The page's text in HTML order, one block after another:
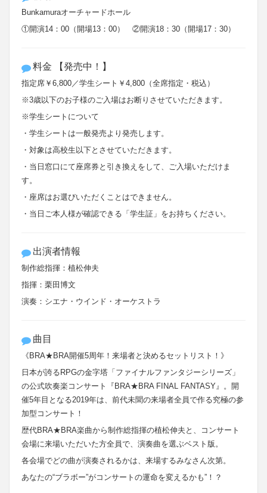
Bunkamuraオーチャードホール
①開演14：00（開場13：00） ②開演18：30（開場17：30）
料金 【発売中！】
指定席￥6,800／学生シート￥4,800（全席指定・税込）
※3歳以下のお子様のご入場はお断りさせていただきます。
※学生シートについて
・学生シートは一般発売より発売します。
・対象は高校生以下とさせていただきます。
・当日窓口にて座席券と引き換えをして、ご入場いただけま
す。
・座席はお選びいただくことはできません。
・当日ご本人様が確認できる「学生証」をお持ちください。
出演者情報
制作総指揮：植松伸夫
指揮：栗田博文
演奏：シエナ・ウインド・オーケストラ
曲目
《BRA★BRA開催5周年！来場者と決めるセットリスト！》
日本が誇るRPGの金字塔「ファイナルファンタジーシリーズ」
の公式吹奏楽コンサート『BRA★BRA FINAL FANTASY』。開
催5年目となる2019年は、前代未聞の来場者全員で作る究極の参
加型コンサート！
歴代BRA★BRA楽曲から制作総指揮の植松伸夫と、コンサート
会場に来場いただいた方全員で、演奏曲を選ぶベスト版。
各会場でどの曲が演奏されるかは、来場するみなさん次第。
あなたの“ブラボー”がコンサートの運命を変えるかも”！？